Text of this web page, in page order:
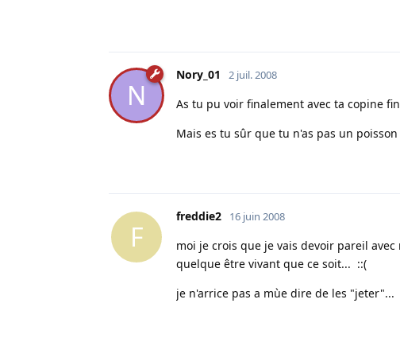
N
Nory_01 2 juil. 2008
As tu pu voir finalement avec ta copine
Mais es tu sûr que tu n'as pas un
F
freddie2 16 juin 2008
moi je crois que je vais devoir pareil
quelque être vivant que ce soit... ::(
je n'arrice pas a mùe dire de les "jeter"...